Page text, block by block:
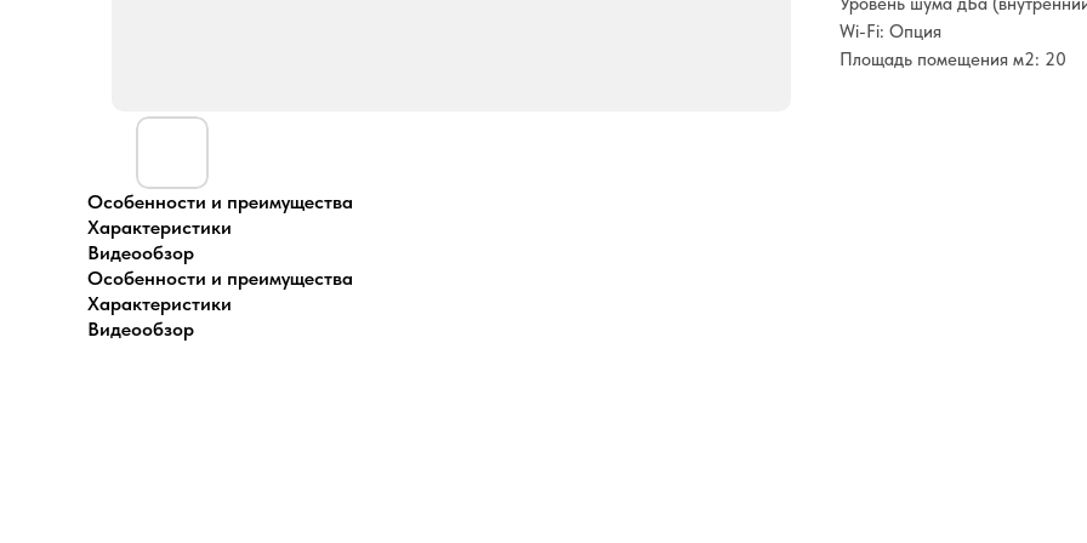
Wi-Fi: Опция
Площадь помещения м2: 20
Особенности и преимущества
Характеристики
Видеообзор
Особенности и преимущества
Характеристики
Видеообзор